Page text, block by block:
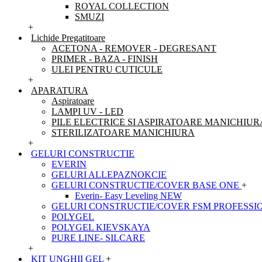
ROYAL COLLECTION
SMUZI
+
Lichide Pregatitoare
ACETONA - REMOVER - DEGRESANT
PRIMER - BAZA - FINISH
ULEI PENTRU CUTICULE
+
APARATURA
Aspiratoare
LAMPI UV - LED
PILE ELECTRICE SI ASPIRATOARE
STERILIZATOARE MANICHIURA
+
GELURI CONSTRUCTIE
EVERIN
GELURI ALLEPAZNOKCIE
GELURI CONSTRUCTIE/COVER BASE ONE +
Everin- Easy Leveling NEW
GELURI CONSTRUCTIE/COVER FSM
POLYGEL
POLYGEL KIEVSKAYA
PURE LINE- SILCARE
+
KIT UNGHII GEL +